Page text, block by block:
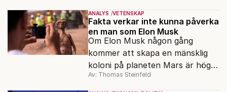
ANALYS VETENSKAP
Fakta verkar inte kunna påverka
en man som Elon Musk
Om Elon Musk någon gång
kommer att skapa en mänsklig
koloni på planeten Mars är högst
osäkert. Men innan dess kommer
han ha återupplivat några otäcka
Av: Thomas Steinfeld